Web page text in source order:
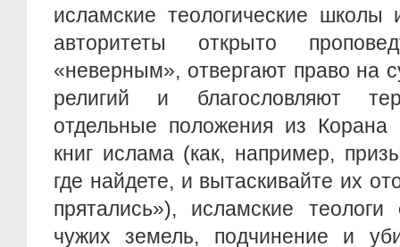
исламские теологические
авторитеты открыто
«неверным», отвергают право на
религий и благословляют
отдельные положения из
книг ислама (как, например,
где найдете, и вытаскивайте их
прятались»), исламские
чужих земель, подчинение и